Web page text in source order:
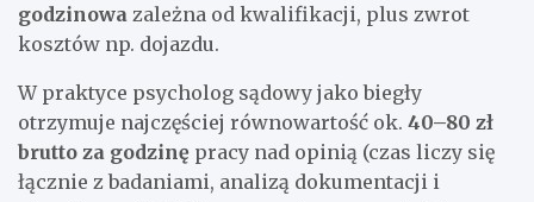
godzinowa zależna od kwalifikacji, plus zwrot
kosztów np. dojazdu.
W praktyce psycholog sądowy jako biegły
otrzymuje najczęściej równowartość ok. 40–80 zł
brutto za godzinę pracy nad opinią (czas liczy się
łącznie z badaniami, analizą dokumentacji i